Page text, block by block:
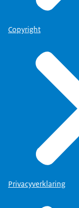
Copyright
Privacyverklaring